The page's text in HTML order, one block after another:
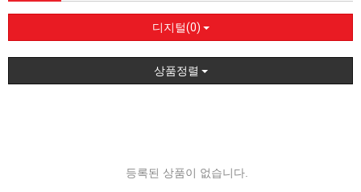
디지털(0)
상품정렬
등록된 상품이 없습니다.